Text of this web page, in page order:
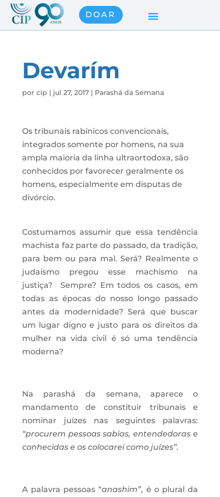
DOAR
Devarím
por cip | jul 27, 2017| Parashá da Semana
Os tribunais rabínicos convencionais,
integrados somente por homens, na sua
ampla maioria da linha ultraortodoxa, são
conhecidos por favorecer geralmente os
homens, especialmente em disputas de
divórcio.
Costumamos assumir que essa tendência
machista faz parte do passado, da tradição,
para bem ou para mal. Será? Realmente o
judaísmo pregou esse machismo na
justiça? Sempre? Em todos os casos, em
todas as épocas do nosso longo passado
antes da modernidade? Será que buscar
um lugar digno e justo para os direitos da
mulher na vida civil é só uma tendência
moderna?
Na parashá da semana, aparece o
mandamento de constituir tribunais e
nominar juízes nas seguintes palavras:
“procurem pessoas sabias, entendedoras e
conhecidas e os colocarei como juízes”.
A palavra pessoas “anashim”, é o plural da